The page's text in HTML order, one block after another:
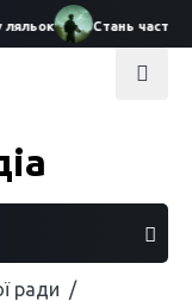
Стань частиною
ради